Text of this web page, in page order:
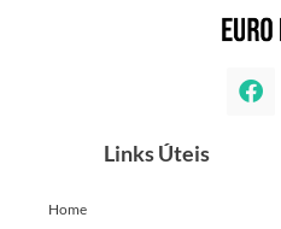
Links Úteis
Home